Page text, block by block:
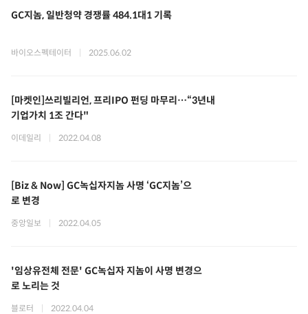
GC지놈, 일반청약 경쟁률 484.1대1 기록
바이오스펙테이터 2025.06.02
[마켓인]쓰리빌리언, 프리IPO 펀딩 마무리…“3년내
기업가치 1조 간다"
이데일리 2022.04.08
[Biz & Now] GC녹십자지놈 사명 ‘GC지놈’으
로 변경
중앙일보 2022.04.05
'임상유전체 전문' GC녹십자 지놈이 사명 변경으
로 노리는 것
블로터 2022.04.04